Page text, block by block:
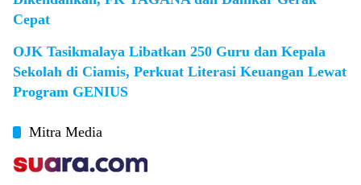
Cepat
OJK Tasikmalaya Libatkan 250 Guru dan Kepala
Sekolah di Ciamis, Perkuat Literasi Keuangan Lewat
Program GENIUS
Mitra Media